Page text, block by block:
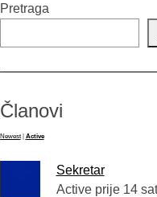
Pretraga
Članovi
Newest Active
Sekretar
Active prije 14